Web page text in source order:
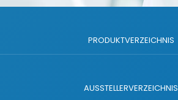
PRODUKTVERZEICHNIS
AUSSTELLERVERZEICHNIS